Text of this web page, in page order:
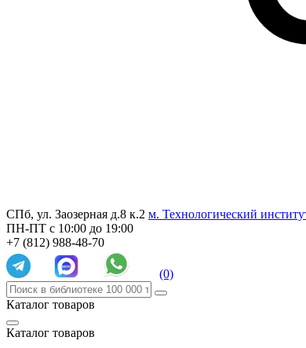
СПб, ул. Заозерная д.8 к.2 м. Технологический
ПН-ПТ с 10:00 до 19:00
+7 (812) 988-48-70
(0)
Каталог товаров
Каталог товаров